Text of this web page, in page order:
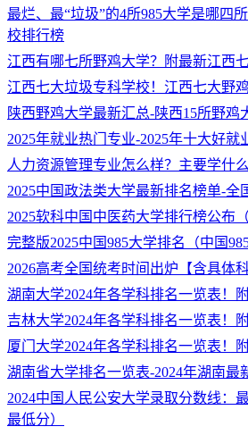
最烂、最“垃圾”的4所985大学是哪四
校排行榜
江西有哪七所野鸡大学？附最新江西
江西七大垃圾专科学校！江西七大野
陕西野鸡大学最新汇总-陕西15所野鸡
2025年就业热门专业-2025年十大好就
人力资源管理专业怎么样？主要学什
2025中国政法类大学最新排名榜单-全
2025软科中国中医药大学排行榜公布
完整版2025中国985大学排名（中国
2026高考全国统考时间出炉【含具体
湖南大学2024年各学科排名一览表！
吉林大学2024年各学科排名一览表！
厦门大学2024年各学科排名一览表！
湖南省大学排名一览表-2024年湖南最
2024中国人民公安大学录取分数线：
最低分）